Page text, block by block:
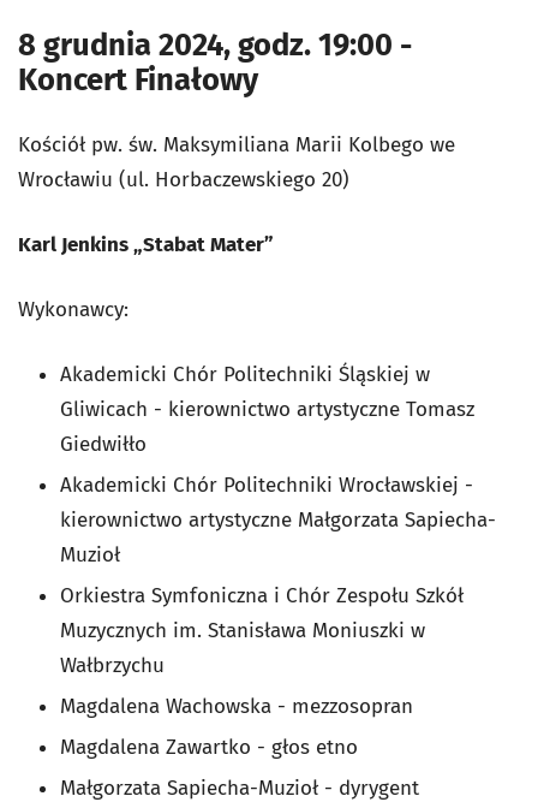
8 grudnia 2024, godz. 19:00 -
Koncert Finałowy
Kościół pw. św. Maksymiliana Marii Kolbego we
Wrocławiu (ul. Horbaczewskiego 20)
Karl Jenkins „Stabat Mater”
Wykonawcy:
Akademicki Chór Politechniki Śląskiej w
Gliwicach - kierownictwo artystyczne Tomasz
Giedwiłło
Akademicki Chór Politechniki Wrocławskiej -
kierownictwo artystyczne Małgorzata Sapiecha-
Muzioł
Orkiestra Symfoniczna i Chór Zespołu Szkół
Muzycznych im. Stanisława Moniuszki w
Wałbrzychu
Magdalena Wachowska - mezzosopran
Magdalena Zawartko - głos etno
Małgorzata Sapiecha-Muzioł - dyrygent